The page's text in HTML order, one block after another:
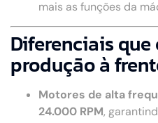
mais as funções da
Diferenciais
produção à
Motores de alta
24.000 RPM,